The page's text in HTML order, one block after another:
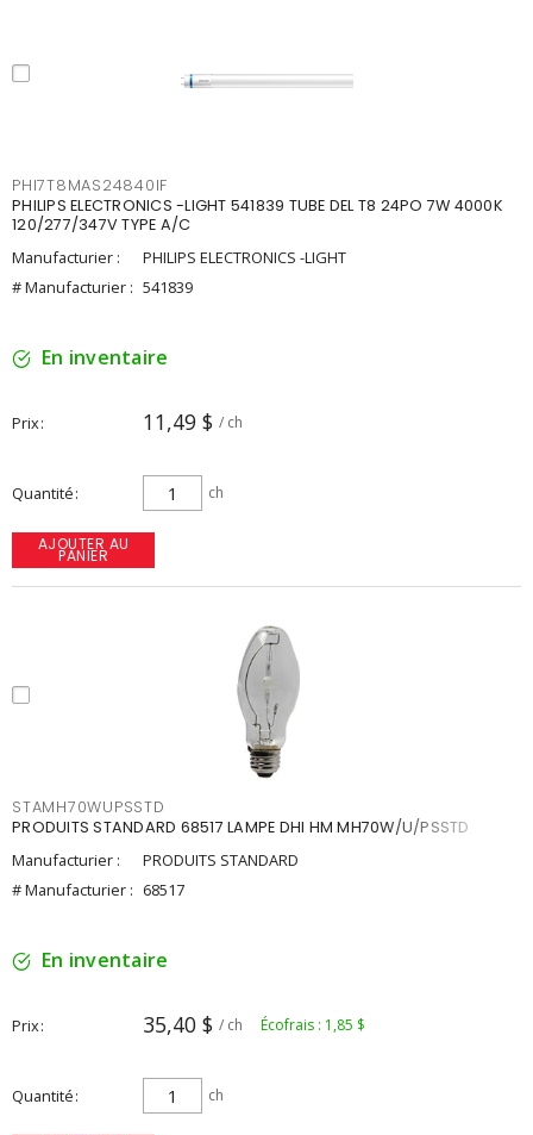
PHI7T8MAS24840IF
PHILIPS ELECTRONICS -LIGHT 541839 TUBE DEL T8 24PO 7W 4000K
120/277/347V TYPE A/C
Manufacturier :
PHILIPS ELECTRONICS -LIGHT
# Manufacturier : 541839
En inventaire
Prix 11,49 $ / ch
Quantité ch
AJOUTER AU
PANIER
STAMH70WUPSSTD
PRODUITS STANDARD 68517 LAMPE DHI HM MH70W/U/PSSTD
Manufacturier :
PRODUITS STANDARD
# Manufacturier : 68517
En inventaire
Prix 35,40 $ / ch Écofrais : 1,85 $
Quantité ch